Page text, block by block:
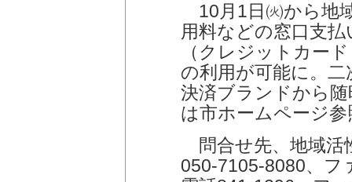
10月1日㈫から地
用料などの窓口支
（クレジットカー
の利用が可能に。
決済ブランドから
は市ホームページ参
問合せ先、地域活
050-7105-8080、